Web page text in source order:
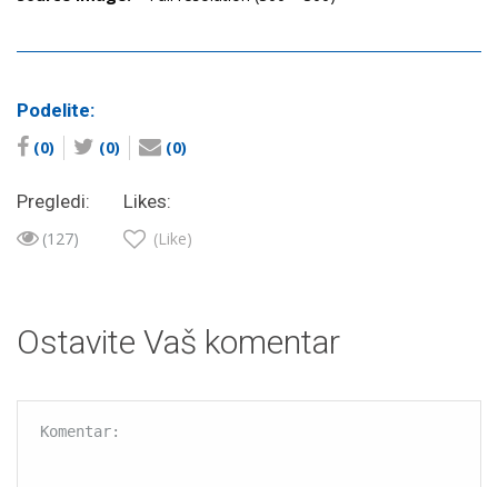
Podelite:
(0) (0) (0)
Pregledi:
(127)
Likes:
(Like)
Ostavite Vaš komentar